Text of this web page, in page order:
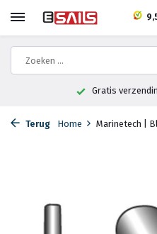
Gratis
Terug Home Marinetech |